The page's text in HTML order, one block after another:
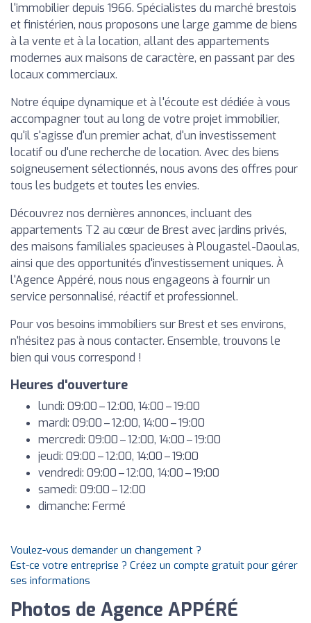
l'immobilier depuis 1966. Spécialistes du marché brestois
et finistérien, nous proposons une large gamme de biens
à la vente et à la location, allant des appartements
modernes aux maisons de caractère, en passant par des
locaux commerciaux.
Notre équipe dynamique et à l'écoute est dédiée à vous
accompagner tout au long de votre projet immobilier,
qu'il s'agisse d'un premier achat, d'un investissement
locatif ou d'une recherche de location. Avec des biens
soigneusement sélectionnés, nous avons des offres pour
tous les budgets et toutes les envies.
Découvrez nos dernières annonces, incluant des
appartements T2 au cœur de Brest avec jardins privés,
des maisons familiales spacieuses à Plougastel-Daoulas,
ainsi que des opportunités d'investissement uniques. À
l'Agence Appéré, nous nous engageons à fournir un
service personnalisé, réactif et professionnel.
Pour vos besoins immobiliers sur Brest et ses environs,
n'hésitez pas à nous contacter. Ensemble, trouvons le
bien qui vous correspond !
Heures d'ouverture
lundi: 09:00 – 12:00, 14:00 – 19:00
mardi: 09:00 – 12:00, 14:00 – 19:00
mercredi: 09:00 – 12:00, 14:00 – 19:00
jeudi: 09:00 – 12:00, 14:00 – 19:00
vendredi: 09:00 – 12:00, 14:00 – 19:00
samedi: 09:00 – 12:00
dimanche: Fermé
Voulez-vous demander un changement ?
Est-ce votre entreprise ? Créez un compte gratuit pour gérer
ses informations
Photos de Agence APPÉRÉ